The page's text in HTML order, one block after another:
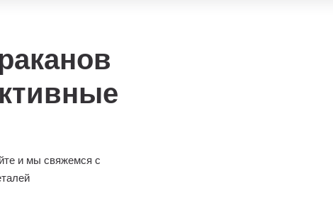
и мы свяжемся с